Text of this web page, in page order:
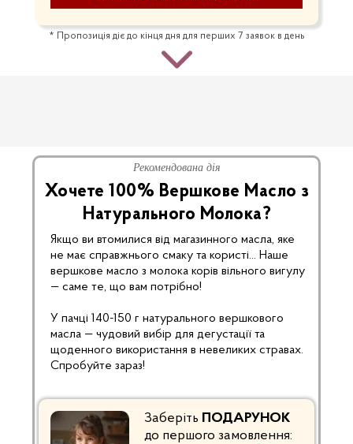
* Пропозиція діє до кінця дня для перших 7 заявок в день
Рекомендована дія
Хочете 100% Вершкове Масло з
Натурального Молока?
Якщо ви втомилися від магазинного масла, яке
не має справжнього смаку та користі... Наше
вершкове масло з молока корів вільного вигулу
— саме те, що вам потрібно!
У пачці 140-150 г натурального вершкового
масла — чудовий вибір для дегустації та
щоденного використання в невеликих стравах.
Спробуйте зараз!
Заберіть ПОДАРУНОК
до першого замовлення: